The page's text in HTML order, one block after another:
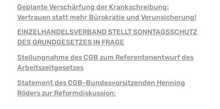
Geplante Verschärfung der Krankschreibung:
Vertrauen statt mehr Bürokratie und Verunsicherung!
EINZELHANDELSVERBAND STELLT SONNTAGSSCHUTZ
DES GRUNDGESETZES IN FRAGE
Stellungnahme des CGB zum Referentenentwurf des
Arbeitszeitgesetzes
Statement des CGB-Bundesvorsitzenden Henning
Röders zur Reformdiskussion: